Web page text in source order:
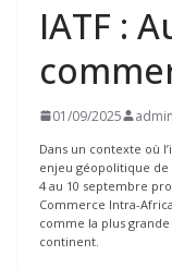
IATF :
01/09/2025 admin
Dans un contexte où
enjeu géopolitique de
4 au 10 septembre
Commerce Intra-
comme la plus
continent.